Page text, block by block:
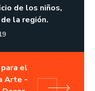
de los niños,
la región.
el
Arte -